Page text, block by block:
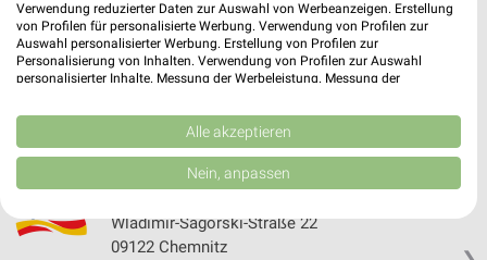
Rossmann Chemnitz
Weststr. 96
09116 Chemnitz
191,05 km • Angebote: 2 Prospekte
Wladimir-Sagorski-Straße 22
09122 Chemnitz
Verwendung reduzierter Daten zur Auswahl von Werbeanzeigen. Erstellung
von Profilen für personalisierte Werbung. Verwendung von Profilen zur
Auswahl personalisierter Werbung. Erstellung von Profilen zur
Personalisierung von Inhalten. Verwendung von Profilen zur Auswahl
personalisierter Inhalte. Messung der Werbeleistung. Messung der
Kombinationen von Daten aus verschiedenen Quellen. Entwicklung und
Verbesserung der Angebote. Verwendung reduzierter Daten zur Auswahl
von Inhalten.
Daten können außerhalb der Europäischen Union weitergegeben und in die
USA gesendet werden.
Website/App.
Partnerliste anzeigen (1 IAB-Anbieter)
Alle akzeptieren
Nein, anpassen